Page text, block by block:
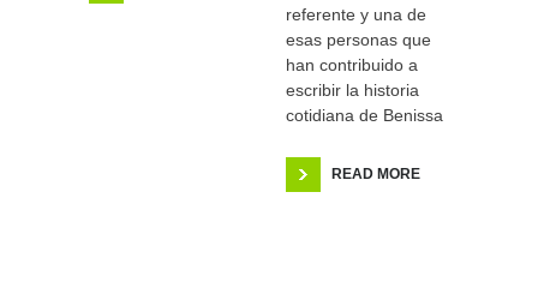
referente y una de
esas personas que
han contribuido a
escribir la historia
cotidiana de Benissa
READ MORE